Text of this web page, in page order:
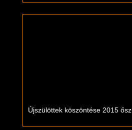
Újszülöttek köszöntése 2015 ősz